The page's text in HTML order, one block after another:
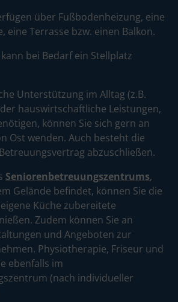
über Fußbodenheizung, eine
eine Terrasse bzw. einen Balkon.
bei Bedarf ein Stellplatz
Unterstützung im Alltag (z.B.
hauswirtschaftliche Leistungen,
können Sie sich gern an
Ost wenden. Auch besteht die
abzuschließen.
Seniorenbetreuungszentrums,
Gelände befindet, können Sie die
Küche zubereitete
Zudem können Sie an
und Angeboten zur
Physiotherapie, Friseur und
ebenfalls im
(nach individueller